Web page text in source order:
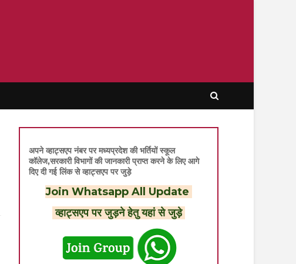
अपने व्हाट्सएप नंबर पर मध्यप्रदेश की भर्तियों स्कूल
कॉलेज,सरकारी विभागों की जानकारी प्राप्त करने के लिए आगे
दिए दी गई लिंक से व्हाट्सएप पर जुड़े
Join Whatsapp All Update
व्हाट्सएप पर जुड़ने हेतु यहां से जुड़े